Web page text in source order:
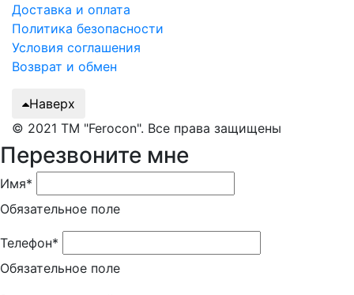
Доставка и оплата
Политика безопасности
Условия соглашения
Возврат и обмен
Наверх
© 2021 ТМ "Ferocon". Все права защищены
Перезвоните мне
Имя*
Обязательное поле
Телефон*
Обязательное поле